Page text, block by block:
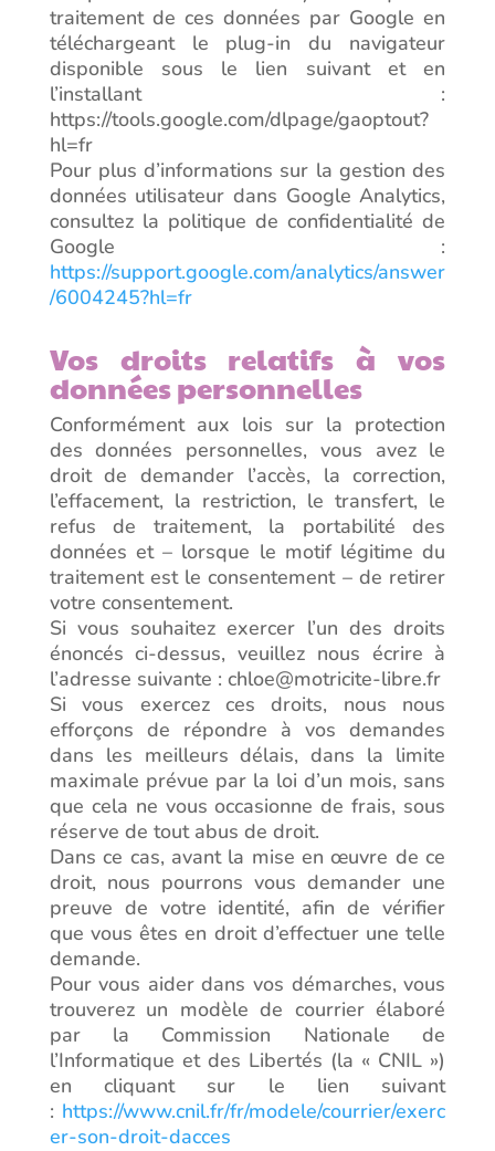
traitement de ces données par Google en
téléchargeant le plug-in du navigateur
disponible sous le lien suivant et en
l’installant :
https://tools.google.com/dlpage/gaoptout?
hl=fr
Pour plus d’informations sur la gestion des
données utilisateur dans Google Analytics,
consultez la politique de confidentialité de
Google :
https://support.google.com/analytics/answer
/6004245?hl=fr
Vos droits relatifs à vos
données personnelles
Conformément aux lois sur la protection
des données personnelles, vous avez le
droit de demander l’accès, la correction,
l’effacement, la restriction, le transfert, le
refus de traitement, la portabilité des
données et – lorsque le motif légitime du
traitement est le consentement – de retirer
votre consentement.
Si vous souhaitez exercer l’un des droits
énoncés ci-dessus, veuillez nous écrire à
l’adresse suivante : chloe@motricite-libre.fr
Si vous exercez ces droits, nous nous
efforçons de répondre à vos demandes
dans les meilleurs délais, dans la limite
maximale prévue par la loi d’un mois, sans
que cela ne vous occasionne de frais, sous
réserve de tout abus de droit.
Dans ce cas, avant la mise en œuvre de ce
droit, nous pourrons vous demander une
preuve de votre identité, afin de vérifier
que vous êtes en droit d’effectuer une telle
demande.
Pour vous aider dans vos démarches, vous
trouverez un modèle de courrier élaboré
par la Commission Nationale de
l’Informatique et des Libertés (la « CNIL »)
en cliquant sur le lien suivant
: https://www.cnil.fr/fr/modele/courrier/exerc
er-son-droit-dacces